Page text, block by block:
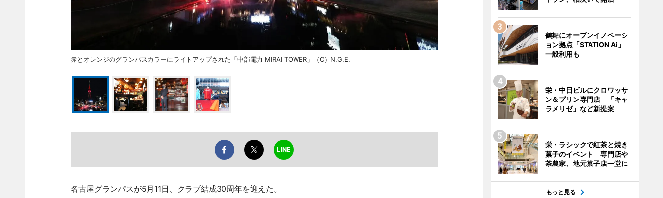
赤とオレンジのグランパスカラーにライトアップされた「中部電力 MIRAI TOWER」（C）N.G.E.
名古屋グランパスが5月11日、クラブ結成30周年を迎えた。
鶴舞にオープンイノベーシ
ョン拠点「STATION Ai」
一般利用も
栄・中日ビルにクロワッサ
ン＆プリン専門店 「キャ
ラメリゼ」など新提案
栄・ラシックで紅茶と焼き
菓子のイベント 専門店や
茶農家、地元菓子店一堂に
もっと見る